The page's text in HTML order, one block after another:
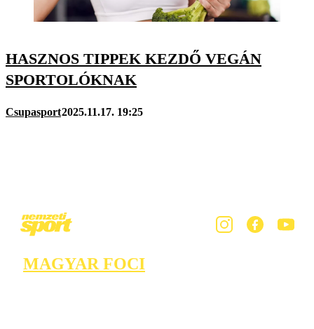
HASZNOS TIPPEK KEZDŐ VEGÁN
SPORTOLÓKNAK
Csupasport2025.11.17. 19:25
MAGYAR FOCI